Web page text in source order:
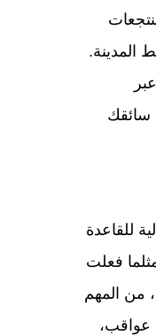
المدينة.
سائقك
للقاعدة
فعلت
من المهم
عواقب،